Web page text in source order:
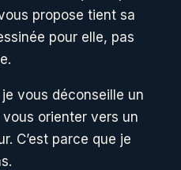
propose tient sa
pour elle, pas
vous déconseille un
orienter vers un
C’est parce que je